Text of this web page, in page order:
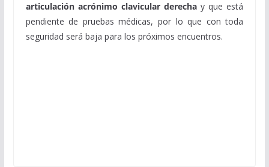
articulación acrónimo clavicular derecha y que está
pendiente de pruebas médicas, por lo que con toda
seguridad será baja para los próximos encuentros.